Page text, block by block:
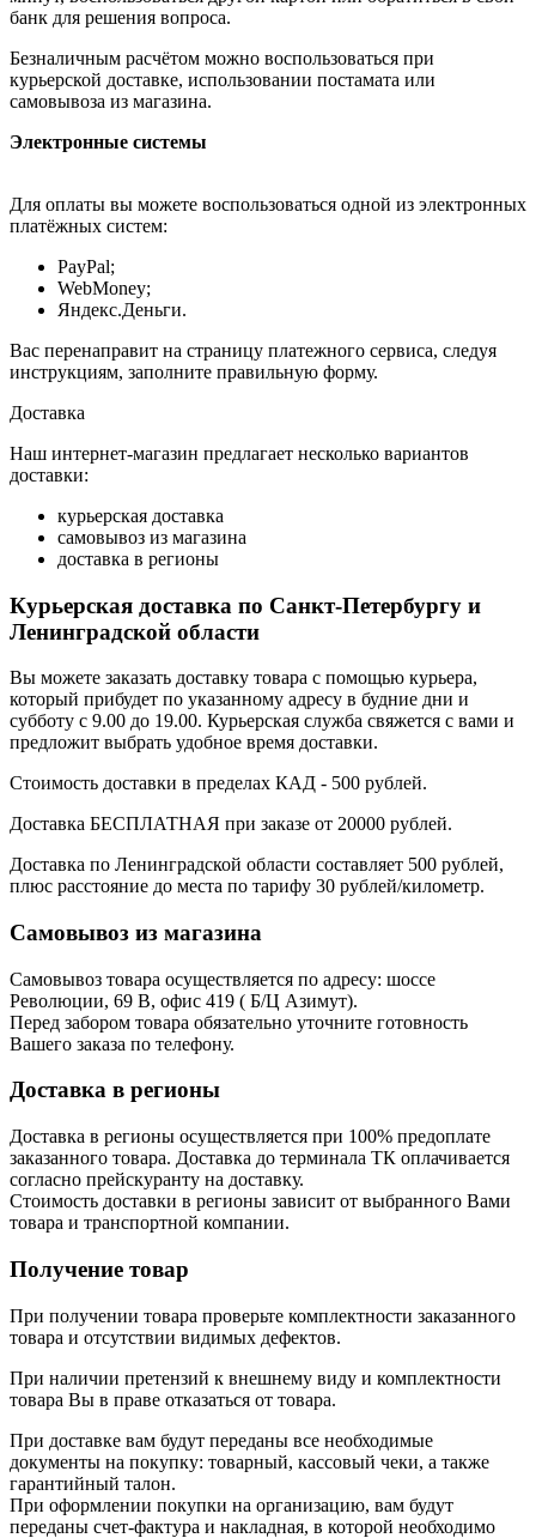
банк для решения вопроса.
Безналичным расчётом можно воспользоваться при
курьерской доставке, использовании постамата или
самовывоза из магазина.
Электронные системы
Для оплаты вы можете воспользоваться одной из электронных
платёжных систем:
PayPal;
WebMoney;
Яндекс.Деньги.
Вас перенаправит на страницу платежного сервиса, следуя
инструкциям, заполните правильную форму.
Доставка
Наш интернет-магазин предлагает несколько вариантов
доставки:
курьерская доставка
самовывоз из магазина
доставка в регионы
Курьерская доставка по Санкт-Петербургу и
Ленинградской области
Вы можете заказать доставку товара с помощью курьера,
который прибудет по указанному адресу в будние дни и
субботу с 9.00 до 19.00. Курьерская служба свяжется с вами и
предложит выбрать удобное время доставки.
Стоимость доставки в пределах КАД - 500 рублей.
Доставка БЕСПЛАТНАЯ при заказе от 20000 рублей.
Доставка по Ленинградской области составляет 500 рублей,
плюс расстояние до места по тарифу 30 рублей/километр.
Самовывоз из магазина
Самовывоз товара осуществляется по адресу: шоссе
Революции, 69 В, офис 419 ( Б/Ц Азимут).
Перед забором товара обязательно уточните готовность
Вашего заказа по телефону.
Доставка в регионы
Доставка в регионы осуществляется при 100% предоплате
заказанного товара. Доставка до терминала ТК оплачивается
согласно прейскуранту на доставку.
Стоимость доставки в регионы зависит от выбранного Вами
товара и транспортной компании.
Получение товар
При получении товара проверьте комплектности заказанного
товара и отсутствии видимых дефектов.
При наличии претензий к внешнему виду и комплектности
товара Вы в праве отказаться от товара.
При доставке вам будут переданы все необходимые
документы на покупку: товарный, кассовый чеки, а также
гарантийный талон.
При оформлении покупки на организацию, вам будут
переданы счет-фактура и накладная, в которой необходимо